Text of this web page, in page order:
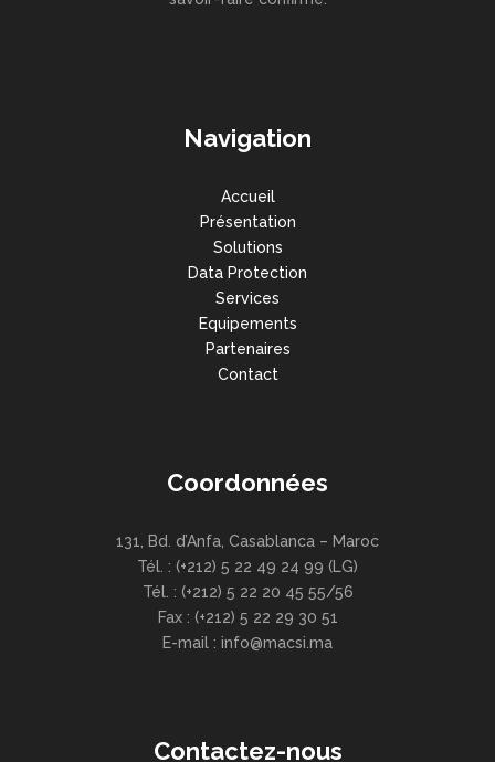
Navigation
Accueil
Présentation
Solutions
Data Protection
Services
Equipements
Partenaires
Contact
Coordonnées
131, Bd. d’Anfa, Casablanca – Maroc
Tél. : (+212) 5 22 49 24 99 (LG)
Tél. : (+212) 5 22 20 45 55/56
Fax : (+212) 5 22 29 30 51
E-mail : info@macsi.ma
Contactez-nous